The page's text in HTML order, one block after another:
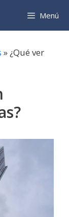
Menú
»¿Qué ver